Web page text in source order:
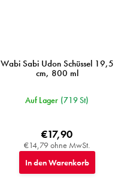
Wabi Sabi Udon Schüssel 19,5
cm, 800 ml
Auf Lager (719 St)
€14,79 ohne MwSt.
€17,90
In den Warenkorb